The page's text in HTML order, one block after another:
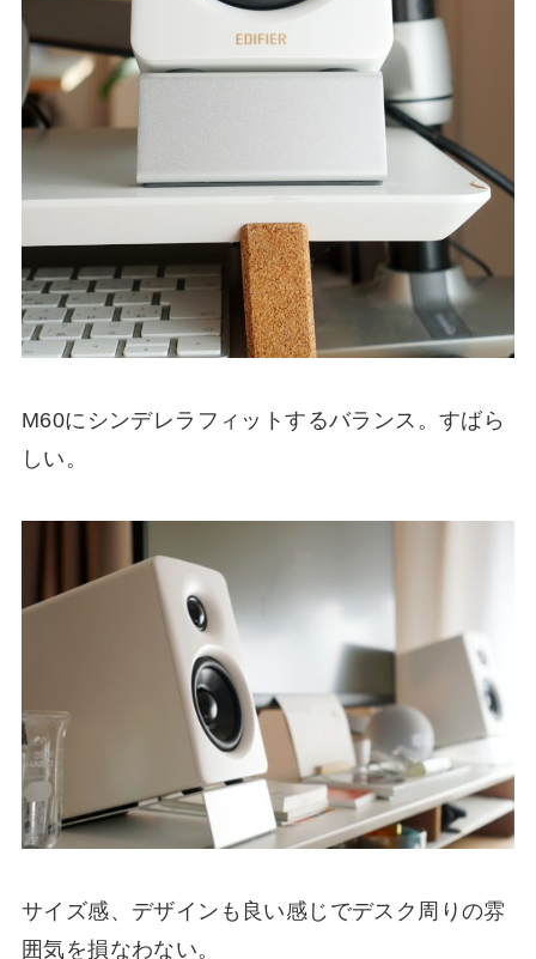
M60にシンデレラフィットするバランス。すばら
しい。
サイズ感、デザインも良い感じでデスク周りの雰
囲気を損なわない。